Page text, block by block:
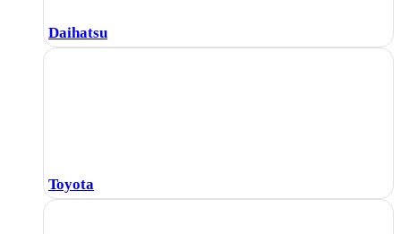
Daihatsu
Toyota